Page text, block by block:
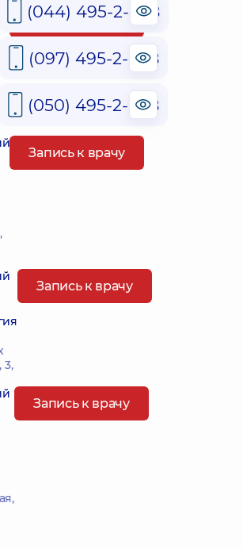
Запись к врачу
Запись к врачу
Запись к врачу
Запись к врачу
(044) 495-2-888
(097) 495-2-888
(050) 495-2-888